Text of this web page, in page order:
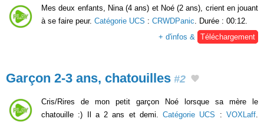
Mes deux enfants, Nina (4 ans) et Noé (2 ans), crient en jouant
à se faire peur. Catégorie UCS : CRWDPanic . Durée : 00:12.
+ d'infos &
Téléchargement
Garçon 2-3 ans, chatouilles #2
Cris/Rires de mon petit garçon Noé lorsque sa mère le
chatouille :) Il a 2 ans et demi.Catégorie UCS :VOXLaff.